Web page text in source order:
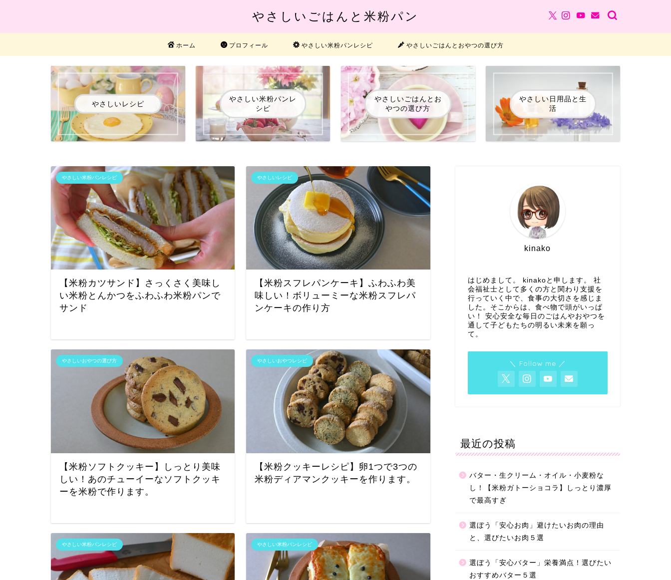
やさしいごはんと米粉パン
ホーム プロフィール やさしい米粉パンレシピ やさしいごはんとおやつの選び方
やさしいレシピ
やさしい米粉パンレ
シピ
やさしいごはんとお
やつの選び方
やさしい日用品と生
活
やさしい米粉パンレシピ
【米粉カツサンド】さっくさく美味し
い米粉とんかつをふわふわ米粉パンで
サンド
やさしいレシピ
【米粉スフレパンケーキ】ふわふわ美
味しい！ボリューミーな米粉スフレパ
ンケーキの作り方
やさしいおやつの選び方
【米粉ソフトクッキー】しっとり美味
しい！あのチューイーなソフトクッキ
ーを米粉で作ります。
やさしいおやつレシピ
【米粉クッキーレシピ】卵1つで3つの
米粉ディアマンクッキーを作ります。
やさしい米粉パンレシピ やさしい米粉パンレシピ
kinako
はじめまして。 kinakoと申します。 社
会福祉士として多くの方と関わり支援を
行っていく中で、食事の大切さを感じま
した。そこからは、食べ物で頭がいっぱ
い！ 安心安全な毎日のごはんやおやつを
通して子どもたちの明るい未来を願っ
て。
＼ Follow me ／
最近の投稿
バター・生クリーム・オイル・小麦粉な
し！【米粉ガトーショコラ】しっとり濃厚
で最高すぎ
選ぼう「安心お肉」避けたいお肉の理由
と、選びたいお肉５選
選ぼう「安心バター」栄養満点！選びたい
おすすめバター５選